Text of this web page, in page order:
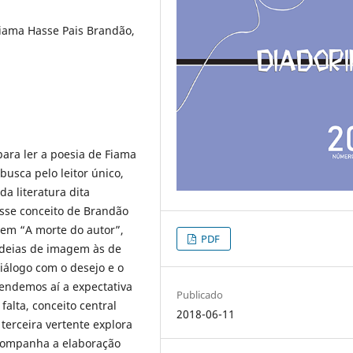
Hasse Pais Brandão,
ler a poesia de Fiama
pelo leitor único,
literatura dita
conceito de Brandão
“A morte do autor”,
de imagem às de
com o desejo e o
aí a expectativa
conceito central
vertente explora
a elaboração
PDF
Publicado
2018-06-11